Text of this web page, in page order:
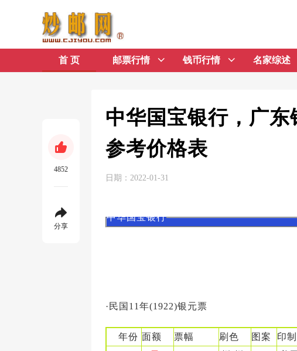
首 页 邮票行情 钱币行情 名家综述
4852
分享
中华国宝银行，广
参考价格表
日期：2022-01-31
中华国宝银行
·民国11年(1922)银元票
年份 面额 票幅 刷色 图案 印制